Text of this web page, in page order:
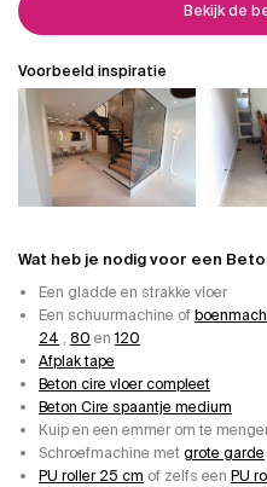
Bekijk de
Voorbeeld inspiratie
Wat heb je nodig voor een
Een gladde en strakke vloer
Een schuurmachine of
24 , 80 en120
Afplak tape
Beton cire vloer compleet
Beton Cire spaantje medium
Kuip en een emmer om te
Schroefmachine metgrote garde
PU roller 25 cm of zelfs een PU